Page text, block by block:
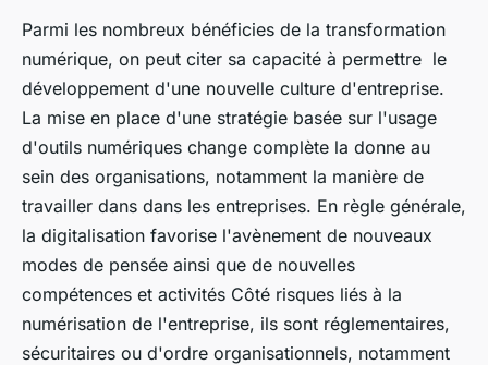
Parmi les nombreux bénéficies de la transformation
numérique, on peut citer sa capacité à permettre le
développement d'une nouvelle culture d'entreprise.
La mise en place d'une stratégie basée sur l'usage
d'outils numériques change complète la donne au
sein des organisations, notamment la manière de
travailler dans dans les entreprises. En règle générale,
la digitalisation favorise l'avènement de nouveaux
modes de pensée ainsi que de nouvelles
compétences et activités Côté risques liés à la
numérisation de l'entreprise, ils sont réglementaires,
sécuritaires ou d'ordre organisationnels, notamment